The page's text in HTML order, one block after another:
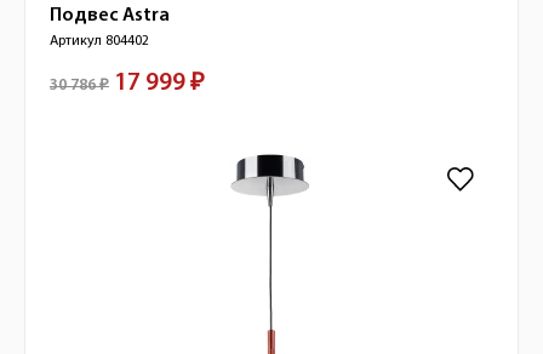
Краткое описание товара
Изображения товара
ПодвесAstra
Артикул 804402
Стоимость товара
30 786 ₽ 17 999 ₽